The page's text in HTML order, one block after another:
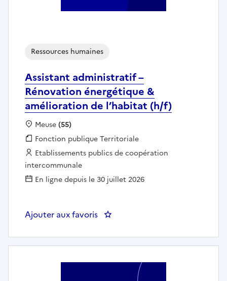
Assistant administratif –
Rénovation énergétique &
amélioration de l’habitat (h/f)
Ressources humaines
Localisation :
Meuse(55)
Fonction publique :
Fonction publique Territoriale
Employeur :
Etablissements publics de coopération
intercommunale
En ligne depuis le 30 juillet 2026
Ajouter aux favoris : Assistant administratif –